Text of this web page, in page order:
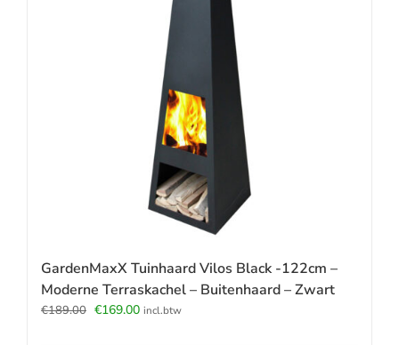
GardenMaxX Tuinhaard Vilos Black -122cm –
Moderne Terraskachel – Buitenhaard – Zwart
€189.00 Oorspronkelijke
€169.00Huidige
incl.btw